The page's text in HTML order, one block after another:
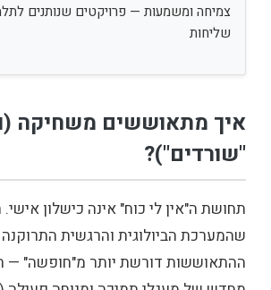
צמיחה ומשמעות — פרויקטים שנותנים
שליחות
איך מתאוששים משחיקה
"שורדים")?
תחושת ה"אין לי כוח" אינה כישלון אישי.
שהמערכת הביולוגית והרגשית
ההתאוששות דורשת יותר מ"חופשה" —